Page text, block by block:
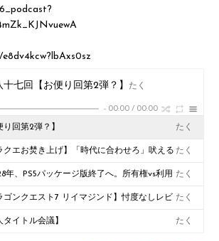
十七回【お便り回第2弾？】 たく
- 00:00 / 00:00
回第2弾？】 たく
クエお焚き上げ】「時代に合わせろ」吠える
ランドの傲慢さと愛の毒吐きレスポンス
たく
年、PS5パッケージ版終了へ。所有権vs利用
おもちゃ」としてのゲームの終焉】
たく
ゴンクエスト7 リイマジンド】忖度なしレビ
と、スクエニに物申す「愛の毒吐き」SP
たく
イトル会議】 たく